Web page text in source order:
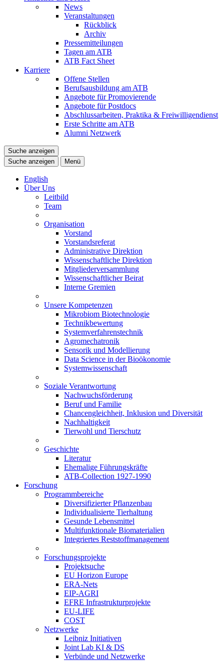
News
Veranstaltungen
Rückblick
Archiv
Pressemitteilungen
Tagen am ATB
ATB Fact Sheet
Karriere
Offene Stellen
Berufsausbildung am ATB
Angebote für Promovierende
Angebote für Postdocs
Abschlussarbeiten, Praktika & Freiwilligendienst
Erste Schritte am ATB
Alumni Netzwerk
Suche anzeigen
Suche anzeigen
Menü
English
Über Uns
Leitbild
Team
Organisation
Vorstand
Vorstandsreferat
Administrative Direktion
Wissenschaftliche Direktion
Mitgliederversammlung
Wissenschaftlicher Beirat
Interne Gremien
Unsere Kompetenzen
Mikrobiom Biotechnologie
Technikbewertung
Systemverfahrenstechnik
Agromechatronik
Sensorik und Modellierung
Data Science in der Bioökonomie
Systemwissenschaft
Soziale Verantwortung
Nachwuchsförderung
Beruf und Familie
Chancengleichheit, Inklusion und Diversität
Nachhaltigkeit
Tierwohl und Tierschutz
Geschichte
Literatur
Ehemalige Führungskräfte
ATB-Collection 1927-1990
Forschung
Programmbereiche
Diversifizierter Pflanzenbau
Individualisierte Tierhaltung
Gesunde Lebensmittel
Multifunktionale Biomaterialien
Integriertes Reststoffmanagement
Forschungsprojekte
Projektsuche
EU Horizon Europe
ERA-Nets
EIP-AGRI
EFRE Infrastrukturprojekte
EU-LIFE
COST
Netzwerke
Leibniz Initiativen
Joint Lab KI & DS
Verbünde und Netzwerke